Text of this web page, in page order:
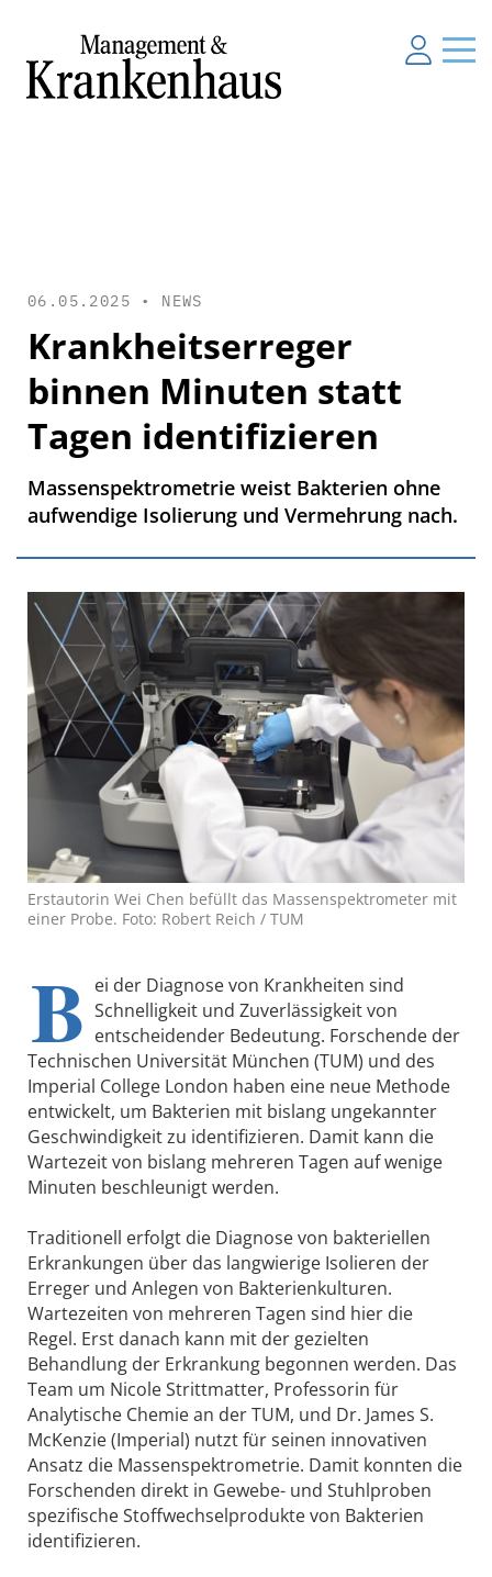
06.05.2025 • NEWS
Krankheitserreger
binnen Minuten statt
Tagen identifizieren
Massenspektrometrie weist Bakterien ohne
aufwendige Isolierung und Vermehrung nach.
Erstautorin Wei Chen befüllt das Massenspektrometer mit
einer Probe. Foto: Robert Reich / TUM
B ei der Diagnose von Krankheiten sind
Schnelligkeit und Zuverlässigkeit von
entscheidender Bedeutung. Forschende der
Technischen Universität München (TUM) und des
Imperial College London haben eine neue Methode
entwickelt, um Bakterien mit bislang ungekannter
Geschwindigkeit zu identifizieren. Damit kann die
Wartezeit von bislang mehreren Tagen auf wenige
Minuten beschleunigt werden.
Traditionell erfolgt die Diagnose von bakteriellen
Erkrankungen über das langwierige Isolieren der
Erreger und Anlegen von Bakterienkulturen.
Wartezeiten von mehreren Tagen sind hier die
Regel. Erst danach kann mit der gezielten
Behandlung der Erkrankung begonnen werden. Das
Team um Nicole Strittmatter, Professorin für
Analytische Chemie an der TUM, und Dr. James S.
McKenzie (Imperial) nutzt für seinen innovativen
Ansatz die Massenspektrometrie. Damit konnten die
Forschenden direkt in Gewebe- und Stuhlproben
spezifische Stoffwechselprodukte von Bakterien
identifizieren.